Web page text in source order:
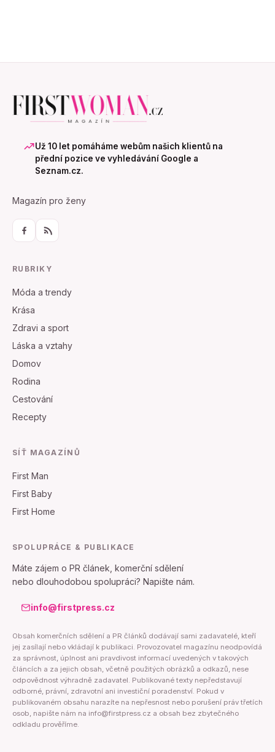
Už 10 let pomáháme webům našich klientů na
přední pozice ve vyhledávání Google a
Seznam.cz.
Magazín pro ženy
RUBRIKY
Móda a trendy
Krása
Zdravi a sport
Láska a vztahy
Domov
Rodina
Cestování
Recepty
SÍŤ MAGAZÍNŮ
First Man
First Baby
First Home
SPOLUPRÁCE & PUBLIKACE
Máte zájem o PR článek, komerční sdělení
nebo dlouhodobou spolupráci? Napište nám.
info@firstpress.cz
Obsah komerčních sdělení a PR článků dodávají sami zadavatelé, kteří
jej zasílají nebo vkládají k publikaci. Provozovatel magazínu neodpovídá
za správnost, úplnost ani pravdivost informací uvedených v takových
článcích a za jejich obsah, včetně použitých obrázků a odkazů, nese
odpovědnost výhradně zadavatel. Publikované texty nepředstavují
odborné, právní, zdravotní ani investiční poradenství. Pokud v
publikovaném obsahu narazíte na nepřesnost nebo porušení práv třetích
osob, napište nám na info@firstpress.cz a obsah bez zbytečného
odkladu prověříme.